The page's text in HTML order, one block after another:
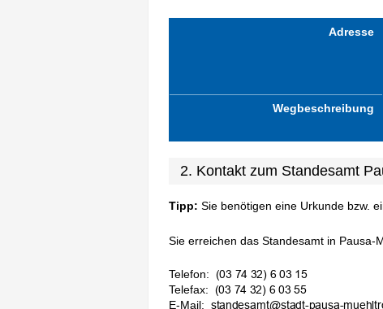
Adresse
Wegbeschreibung
2. Kontakt zum Standesamt
Tipp: Sie benötigen eine Urkunde bzw.
Sie erreichen das Standesamt in Pausa-
Telefon:
Telefax:
E-Mail: